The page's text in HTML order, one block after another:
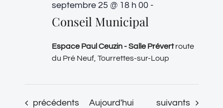
septembre 25 @ 18 h 00 -
Conseil Municipal
Espace Paul Ceuzin - Salle Prévertroute
du Pré Neuf, Tourrettes-sur-Loup
Évènements
précédents Aujourd'hui Évènements
suivants